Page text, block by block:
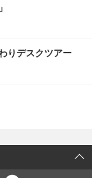
りデスクツアー